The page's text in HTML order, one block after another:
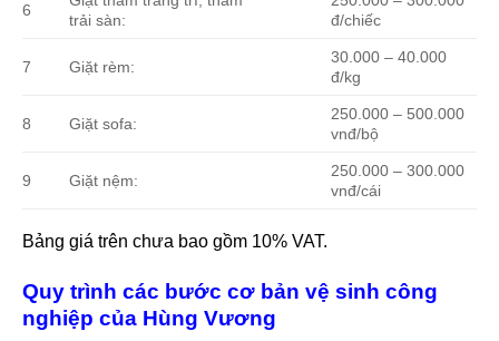
6
trải sàn:
đ/chiếc
7 Giặt rèm:
30.000 – 40.000
đ/kg
8 Giặt sofa:
250.000 – 500.000
vnđ/bộ
9 Giặt nệm:
250.000 – 300.000
vnđ/cái
Bảng giá trên chưa bao gồm 10% VAT.
Quy trình các bước cơ bản vệ sinh công
nghiệp của Hùng Vương